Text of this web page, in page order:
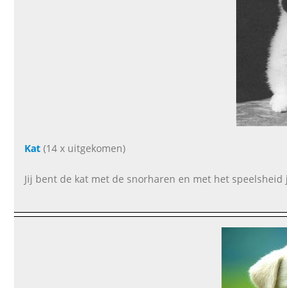
Kat(14 x uitgekomen)
Jij bent de kat met de snorharen en met het